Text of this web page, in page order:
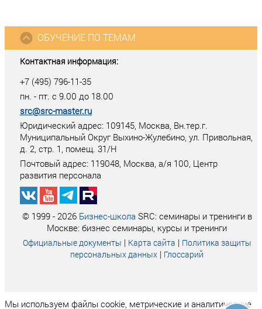
Контактная информация:
+7 (495) 796-11-35
пн. - пт. с 9.00 до 18.00
src@src-master.ru
Юридический адрес: 109145, Москва, Вн.тер.г.
Муниципальный Округ Выхино-Жулебино, ул. Привольная,
д. 2, стр. 1, помещ. 31/Н
Почтовый адрес: 119048, Москва, а/я 100, Центр
развития персонала
ОБУЧЕНИЕ ПО ТЕМАМ
© 1999 - 2026 Бизнес-школа SRC: семинары и тренинги в
Москве: бизнес семинары, курсы и тренинги
Официальные документы | Карта сайта | Политика защиты
персональных данных | Глоссарий
Мы используем файлы cookie, метрические и аналитические